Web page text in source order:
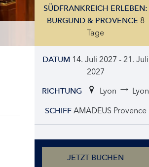
SÜDFRANKREICH ERLEBEN:
BURGUND & PROVENCE 8
Tage
DATUM 14. Juli 2027 - 21. Juli
2027
RICHTUNG Lyon Lyon
SCHIFF AMADEUS Provence
JETZT BUCHEN